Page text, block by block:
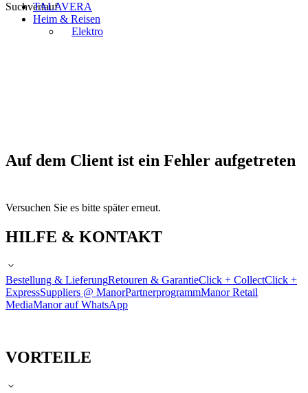
SuchverlaufTALAVERA
Heim & Reisen
Elektro
Auf dem Client ist ein Fehler aufgetreten
Versuchen Sie es bitte später erneut.
HILFE & KONTAKT
Bestellung & LieferungRetouren & GarantieClick + CollectClick +
ExpressSuppliers @ ManorPartnerprogrammManor Retail
MediaManor auf WhatsApp
VORTEILE